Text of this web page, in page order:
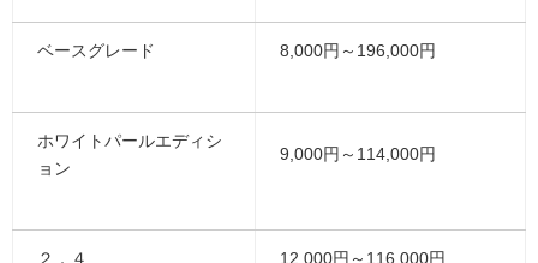
ベースグレード 8,000円～196,000円
ホワイトパールエディシ
ョン
9,000円～114,000円
２．４ 12,000円～116,000円